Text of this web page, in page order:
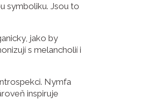
symboliku. Jsou to
jako by
s melancholií i
Nymfa
inspiruje